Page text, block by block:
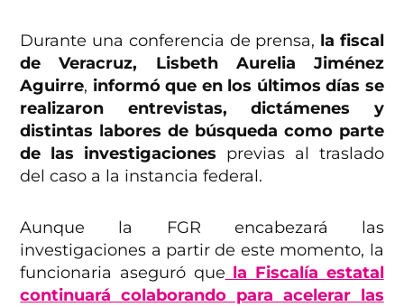
Durante una conferencia de prensa, la fiscal
de Veracruz, Lisbeth Aurelia Jiménez
Aguirre, informó que en los últimos días se
realizaron entrevistas, dictámenes y
distintas labores de búsqueda como parte
de las investigaciones previas al traslado
del caso a la instancia federal.
Aunque la FGR encabezará las
investigaciones a partir de este momento, la
funcionaria aseguró que la Fiscalía estatal
continuará colaborando para acelerar las